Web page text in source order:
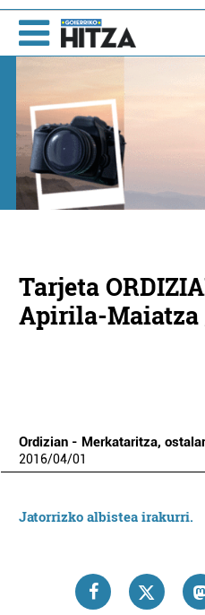
Tarjeta
Apirila-
Ordizian - Merkataritza,
2016/04/01
Jatorrizko albistea irakurri.